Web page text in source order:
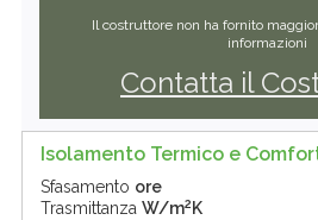
Il costruttore non ha fornito
informazioni
Contatta il
Isolamento Termico e
Sfasamento ore
Trasmittanza W/m2 K